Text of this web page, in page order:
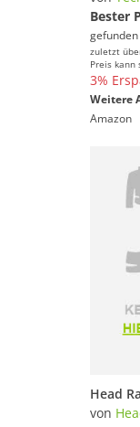
Bester
gefunden
zuletzt
Preis kann
3%
Weitere
Amazon
von